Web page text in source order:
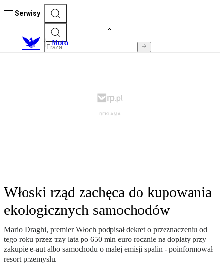
Serwisy
Moto
Włoski rząd zachęca do kupowania
ekologicznych samochodów
Mario Draghi, premier Włoch podpisał dekret o przeznaczeniu od
tego roku przez trzy lata po 650 mln euro rocznie na dopłaty przy
zakupie e-aut albo samochodu o małej emisji spalin - poinformował
resort przemysłu.